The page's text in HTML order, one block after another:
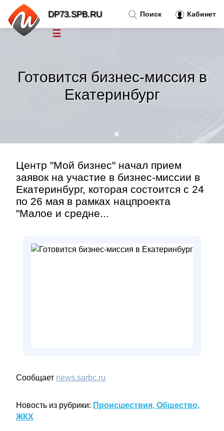
Готовится бизнес-миссия в
Екатеринбург
Центр "Мой бизнес" начал прием
заявок на участие в бизнес-миссии в
Екатеринбург, которая состоится с 24
по 26 мая в рамках нацпроекта
"Малое и средне...
Сообщает news.sarbc.ru
Новость из рубрики: Происшествия, Общество,
ЖКХ
Поиск Кабинет
DP73.SPB.RU
☰
Тренды новостей»
Правила»
Контакт»